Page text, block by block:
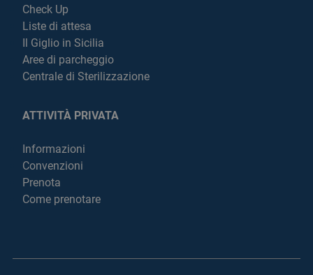
Check Up
Liste di attesa
Il Giglio in Sicilia
Aree di parcheggio
Centrale di Sterilizzazione
ATTIVITÀ PRIVATA
Informazioni
Convenzioni
Prenota
Come prenotare